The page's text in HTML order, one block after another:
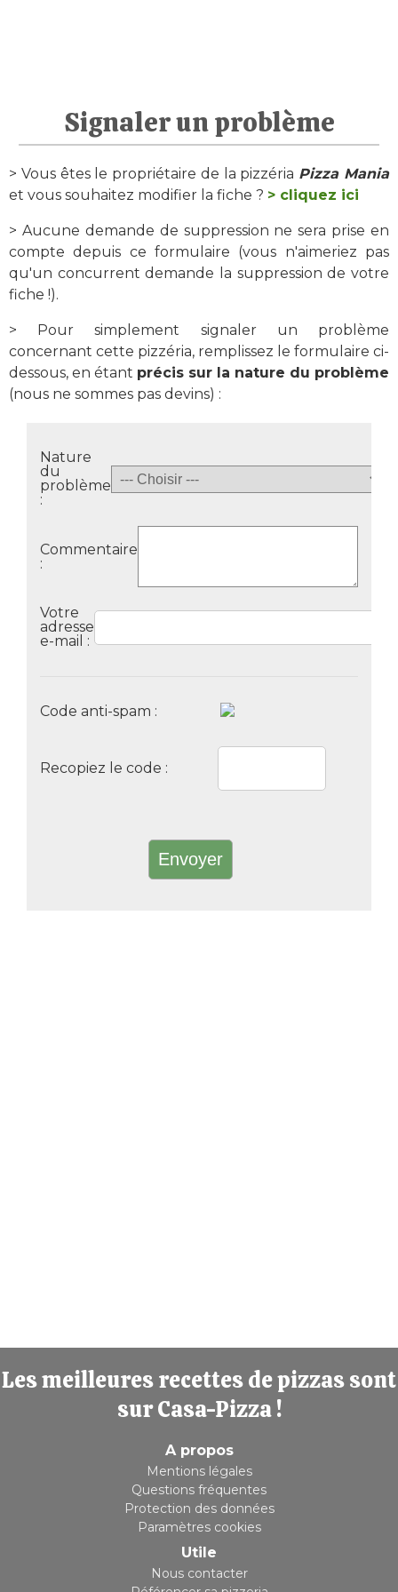
Signaler un problème
> Vous êtes le propriétaire de la pizzéria Pizza Mania
et vous souhaitez modifier la fiche ? > cliquez ici
> Aucune demande de suppression ne sera prise en
compte depuis ce formulaire (vous n'aimeriez pas
qu'un concurrent demande la suppression de votre
fiche !).
> Pour simplement signaler un problème
concernant cette pizzéria, remplissez le formulaire ci-
dessous, en étant précis sur la nature du problème
(nous ne sommes pas devins) :
Nature
du
problème
:
Commentaire
:
Votre
adresse
e-mail :
Code anti-spam :
Recopiez le code :
Les meilleures recettes de pizzas sont
sur Casa-Pizza !
A propos
Mentions légales
Questions fréquentes
Protection des données
Paramètres cookies
Utile
Nous contacter